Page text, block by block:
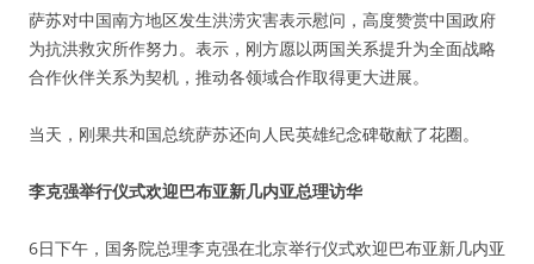
萨苏对中国南方地区发生洪涝灾害表示慰问，高度赞赏中国政府
为抗洪救灾所作努力。表示，刚方愿以两国关系提升为全面战略
合作伙伴关系为契机，推动各领域合作取得更大进展。
当天，刚果共和国总统萨苏还向人民英雄纪念碑敬献了花圈。
李克强举行仪式欢迎巴布亚新几内亚总理访华
6日下午，国务院总理李克强在北京举行仪式欢迎巴布亚新几内亚